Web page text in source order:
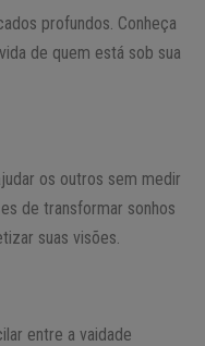
profundos. Conheça
de quem está sob sua
os outros sem medir
de transformar sonhos
suas visões.
entre a vaidade